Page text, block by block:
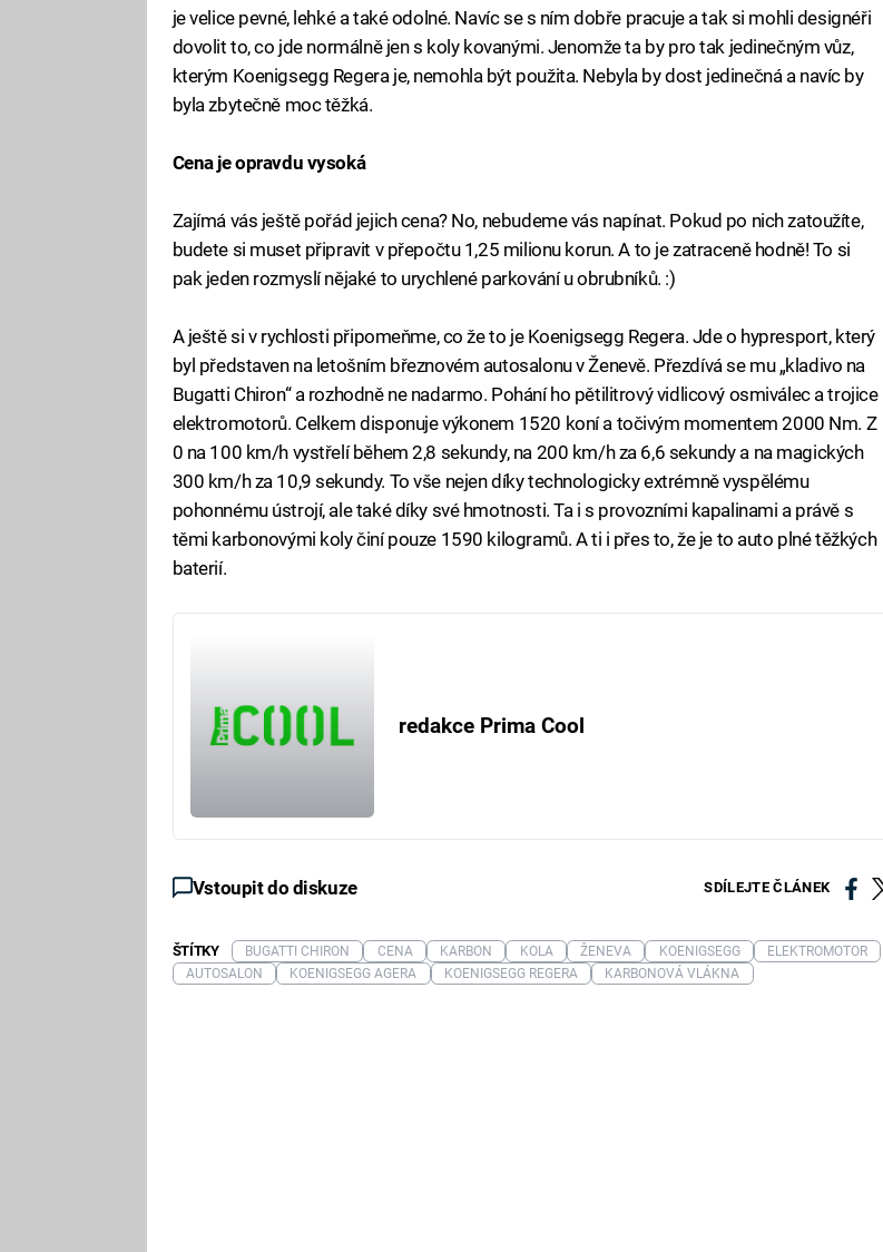
je velice pevné, lehké a také odolné. Navíc se s ním dobře pracuje a tak si mohli designéři
dovolit to, co jde normálně jen s koly kovanými. Jenomže ta by pro tak jedinečným vůz,
kterým Koenigsegg Regera je, nemohla být použita. Nebyla by dost jedinečná a navíc by
byla zbytečně moc těžká.
Cena je opravdu vysoká
Zajímá vás ještě pořád jejich cena? No, nebudeme vás napínat. Pokud po nich zatoužíte,
budete si muset připravit v přepočtu 1,25 milionu korun. A to je zatraceně hodně! To si
pak jeden rozmyslí nějaké to urychlené parkování u obrubníků. :)
A ještě si v rychlosti připomeňme, co že to je Koenigsegg Regera. Jde o hypresport, který
byl představen na letošním březnovém autosalonu v Ženevě. Přezdívá se mu „kladivo na
Bugatti Chiron“ a rozhodně ne nadarmo. Pohání ho pětilitrový vidlicový osmiválec a trojice
elektromotorů. Celkem disponuje výkonem 1520 koní a točivým momentem 2000 Nm. Z
0 na 100 km/h vystřelí během 2,8 sekundy, na 200 km/h za 6,6 sekundy a na magických
300 km/h za 10,9 sekundy. To vše nejen díky technologicky extrémně vyspělému
pohonnému ústrojí, ale také díky své hmotnosti. Ta i s provozními kapalinami a právě s
těmi karbonovými koly činí pouze 1590 kilogramů. A ti i přes to, že je to auto plné těžkých
baterií.
redakce Prima Cool
Vstoupit do diskuze SDÍLEJTE ČLÁNEK
ŠTÍTKY BUGATTI CHIRON CENA KARBON KOLA ŽENEVA KOENIGSEGG
ELEKTROMOTOR
AUTOSALON
KOENIGSEGG AGERA KOENIGSEGG REGERA KARBONOVÁ VLÁKNA